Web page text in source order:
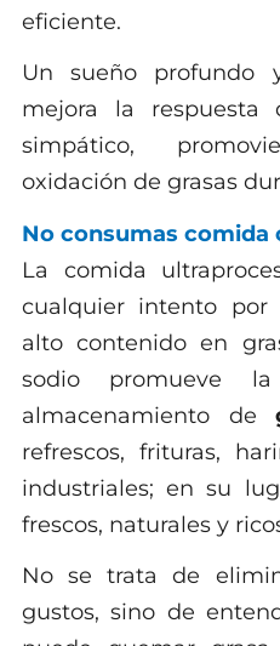
eficiente.
Un sueño profundo
mejora la respuesta
simpático,
oxidación de grasas
No consumas comida
La comida
cualquier intento por
alto contenido en
sodio promueve
almacenamiento de
refrescos, frituras,
industriales; en su
frescos, naturales y
No se trata de
gustos, sino de